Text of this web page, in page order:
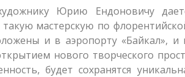
Юрию Ендоновичу
мастерскую по
и в аэропорту «Байкал»,
нового творческого
будет сохранятся